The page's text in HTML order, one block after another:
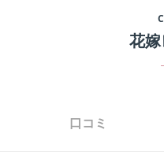
花
口コミ